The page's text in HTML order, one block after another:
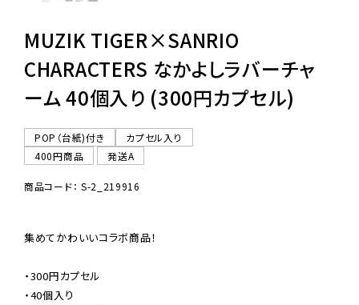
06-6282-7659
MUZIK TIGER×SANRIO
CHARACTERS なかよしラバーチャ
ーム 40個入り (300円カプセル)
POP（台紙)付き
カプセル入り
400円商品
発送A
商品コード： S-2_219916
集めてかわいいコラボ商品！
・300円カプセル
・40個入り